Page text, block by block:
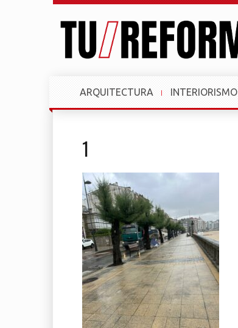
ARQUITECTURA INTERIORISMO
1